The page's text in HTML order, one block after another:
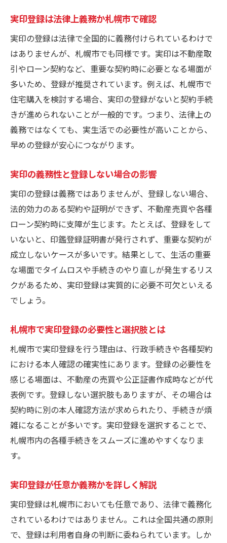
実印登録は法律上義務か札幌市で確認
実印の登録は法律で全国的に義務付けられているわけで
はありませんが、札幌市でも同様です。実印は不動産取
引やローン契約など、重要な契約時に必要となる場面が
多いため、登録が推奨されています。例えば、札幌市で
住宅購入を検討する場合、実印の登録がないと契約手続
きが進められないことが一般的です。つまり、法律上の
義務ではなくても、実生活での必要性が高いことから、
早めの登録が安心につながります。
実印の義務性と登録しない場合の影響
実印の登録は義務ではありませんが、登録しない場合、
法的効力のある契約や証明ができず、不動産売買や各種
ローン契約時に支障が生じます。たとえば、登録をして
いないと、印鑑登録証明書が発行されず、重要な契約が
成立しないケースが多いです。結果として、生活の重要
な場面でタイムロスや手続きのやり直しが発生するリス
クがあるため、実印登録は実質的に必要不可欠といえる
でしょう。
札幌市で実印登録の必要性と選択肢とは
札幌市で実印登録を行う理由は、行政手続きや各種契約
における本人確認の確実性にあります。登録の必要性を
感じる場面は、不動産の売買や公正証書作成時などが代
表例です。登録しない選択肢もありますが、その場合は
契約時に別の本人確認方法が求められたり、手続きが煩
雑になることが多いです。実印登録を選択することで、
札幌市内の各種手続きをスムーズに進めやすくなりま
す。
実印登録が任意か義務かを詳しく解説
実印登録は札幌市においても任意であり、法律で義務化
されているわけではありません。これは全国共通の原則
で、登録は利用者自身の判断に委ねられています。しか